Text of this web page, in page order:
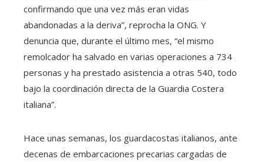
confirmando que una vez más eran vidas
abandonadas a la deriva”, reprocha la ONG. Y
denuncia que, durante el último mes, “el mismo
remolcador ha salvado en varias operaciones a 734
personas y ha prestado asistencia a otras 540, todo
bajo la coordinación directa de la Guardia Costera
italiana”.
Hace unas semanas, los guardacostas italianos, ante
decenas de embarcaciones precarias cargadas de